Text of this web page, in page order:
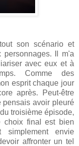
son scénario et
personnages. Il m'a
avec eux et à
Comme des
esprit chaque jour
après. Peut-être
pensais avoir pleuré
troisième épisode,
choix final est bien
simplement envie
affronter un tel